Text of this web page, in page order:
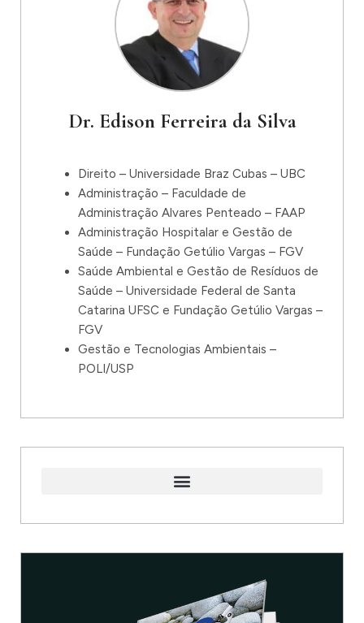
Dr. Edison Ferreira da Silva
Direito – Universidade Braz Cubas – UBC
Administração – Faculdade de
Administração Alvares Penteado – FAAP
Administração Hospitalar e Gestão de
Saúde – Fundação Getúlio Vargas – FGV
Saúde Ambiental e Gestão de Resíduos de
Saúde – Universidade Federal de Santa
Catarina UFSC e Fundação Getúlio Vargas –
FGV
Gestão e Tecnologias Ambientais –
POLI/USP